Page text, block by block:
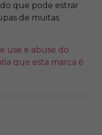
que pode estrar
de muitas
use e abuse do
que esta marca é